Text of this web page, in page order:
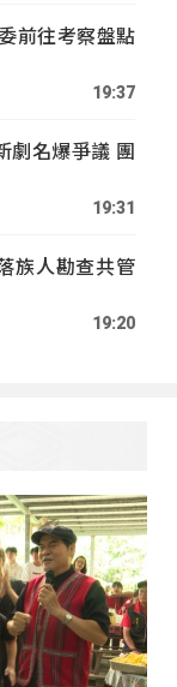
前往考察盤點
19:37
劇名爆爭議 團
19:31
族人勘查共管
19:20